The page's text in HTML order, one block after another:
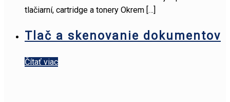
tlačiarní, cartridge a tonery Okrem […]
Tlač a skenovanie dokumentov
Čítať viac